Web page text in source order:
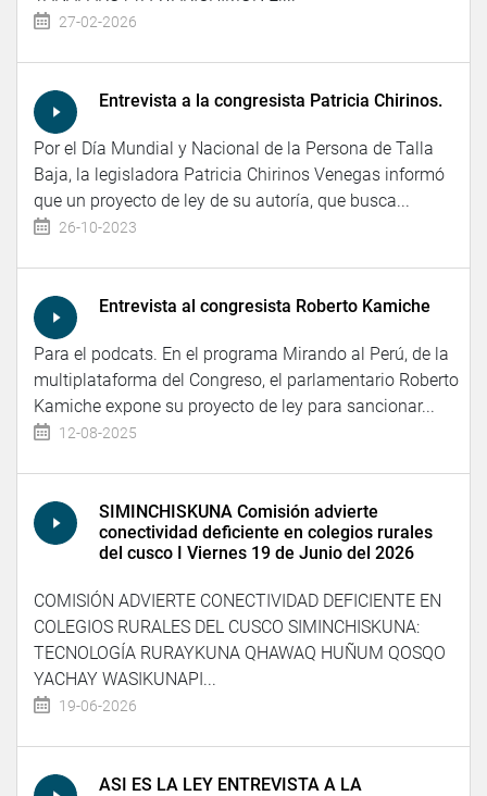
27-02-2026
Entrevista a la congresista Patricia Chirinos.
Por el Día Mundial y Nacional de la Persona de Talla
Baja, la legisladora Patricia Chirinos Venegas informó
que un proyecto de ley de su autoría, que busca...
26-10-2023
Entrevista al congresista Roberto Kamiche
Para el podcats. En el programa Mirando al Perú, de la
multiplataforma del Congreso, el parlamentario Roberto
Kamiche expone su proyecto de ley para sancionar...
12-08-2025
SIMINCHISKUNA Comisión advierte
conectividad deficiente en colegios rurales
del cusco I Viernes 19 de Junio del 2026
COMISIÓN ADVIERTE CONECTIVIDAD DEFICIENTE EN
COLEGIOS RURALES DEL CUSCO SIMINCHISKUNA:
TECNOLOGÍA RURAYKUNA QHAWAQ HUÑUM QOSQO
YACHAY WASIKUNAPI...
19-06-2026
ASI ES LA LEY ENTREVISTA A LA